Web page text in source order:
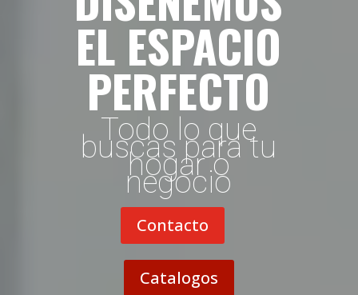
EL ESPACIO
PERFECTO
Todo lo que
buscas para tu
hogar o
negocio
Contacto
Catalogos